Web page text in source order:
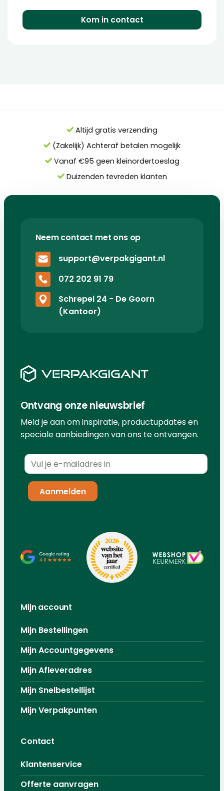
Kom in contact
Altijd gratis verzending
(Zakelijk) Achteraf betalen mogelijk
Vanaf €95 geen kleinordertoeslag
Duizenden tevreden klanten
Neem contact met ons op
support@verpakgigant.nl
072 202 91 79
Schrepel 24 - De Goorn
(Kantoor)
Ontvang onze nieuwsbrief
Meld je aan om inspiratie, productupdates en
speciale aanbiedingen van ons te ontvangen.
Mijn account
Mijn Bestellingen
Mijn Accountgegevens
Mijn Afleveradres
Mijn Snelbestellijst
Mijn Verpakpunten
Contact
Klantenservice
Offerte aanvragen